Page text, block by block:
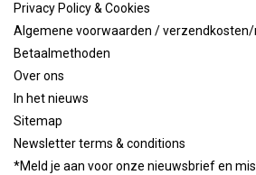
Privacy Policy & Cookies
Algemene voorwaarden /
Betaalmethoden
Over ons
In het nieuws
Sitemap
Newsletter terms & conditions
*Meld je aan voor onze nieuwsbrief en